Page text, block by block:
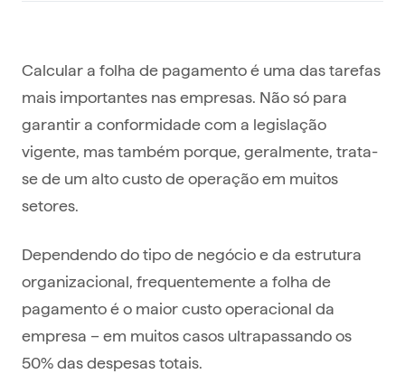
Calcular a folha de pagamento é uma das tarefas
mais importantes nas empresas. Não só para
garantir a conformidade com a legislação
vigente, mas também porque, geralmente, trata-
se de um alto custo de operação em muitos
setores.
Dependendo do tipo de negócio e da estrutura
organizacional, frequentemente a folha de
pagamento é o maior custo operacional da
empresa – em muitos casos ultrapassando os
50% das despesas totais.